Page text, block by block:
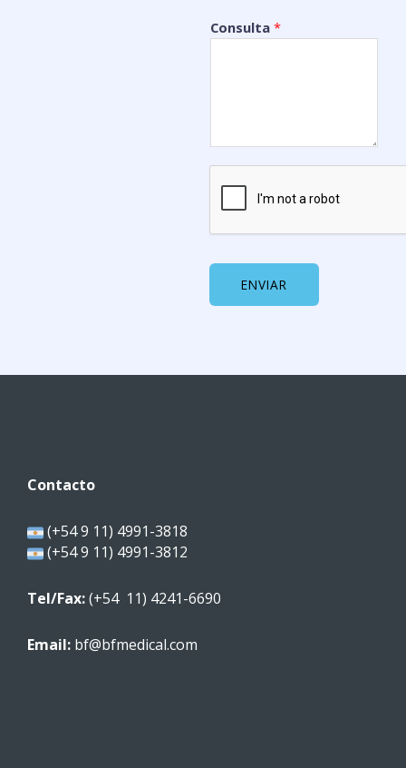
Consulta*
ENVIAR
Contacto
(+54 9 11) 4991-3818
(+54 9 11) 4991-3812
Tel/Fax:(+54 11) 4241-6690
Email: bf@bfmedical.com